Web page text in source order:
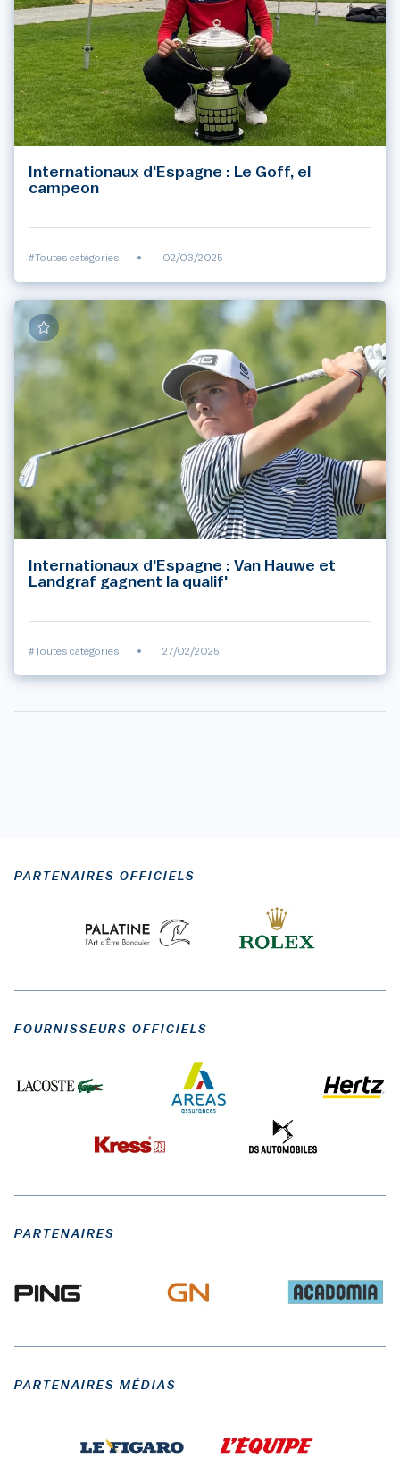
Internationaux d'Espagne : Le Goff, el
campeon
#Toutes catégories • 02/03/2025
Internationaux d'Espagne : Van Hauwe et
Landgraf gagnent la qualif'
#Toutes catégories • 27/02/2025
PARTENAIRES OFFICIELS
FOURNISSEURS OFFICIELS
PARTENAIRES
PARTENAIRES MÉDIAS